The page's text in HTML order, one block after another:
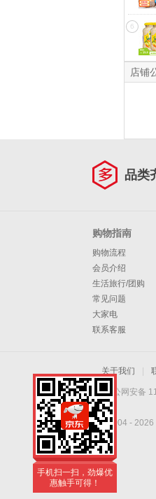
6
店铺
品类
购物指南
购物流程
会员介绍
生活旅行/团购
常见问题
大家电
联系客服
关于我们
京公网安备
Copyright © 2004 - 2026
手机扫一扫，劲爆优
惠触手可得！
手机扫一扫，劲爆优
惠触手可得！